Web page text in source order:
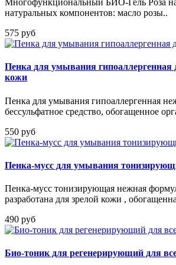
Многофункциональный БИО-Гель Роза
натуральных компонентов: масло розы..
575 руб
Пенка для умывания гипоаллергенная
кожи
Пенка для умывания гипоаллергенная
бессульфатное средство, обогащенное
550 руб
Пенка-мусс для умывания
Пенка-мусс тонизирующая нежная
разработана для зрелой кожи ,
490 руб
Био-тоник для регенерирующий для